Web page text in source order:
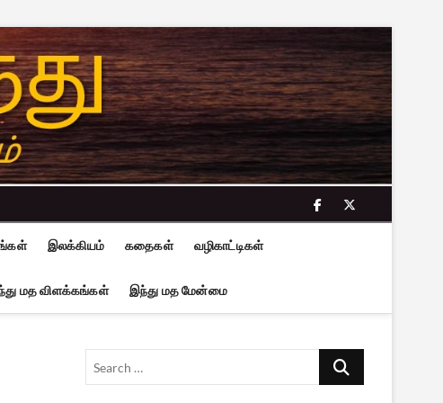
facebook
twitter
இலக்கியம் கதைகள் வழிகாட்டிகள்
மத விளக்கங்கள் இந்து மத மேன்மை
Search